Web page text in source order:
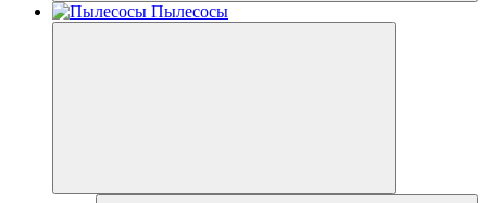
Пылесосы